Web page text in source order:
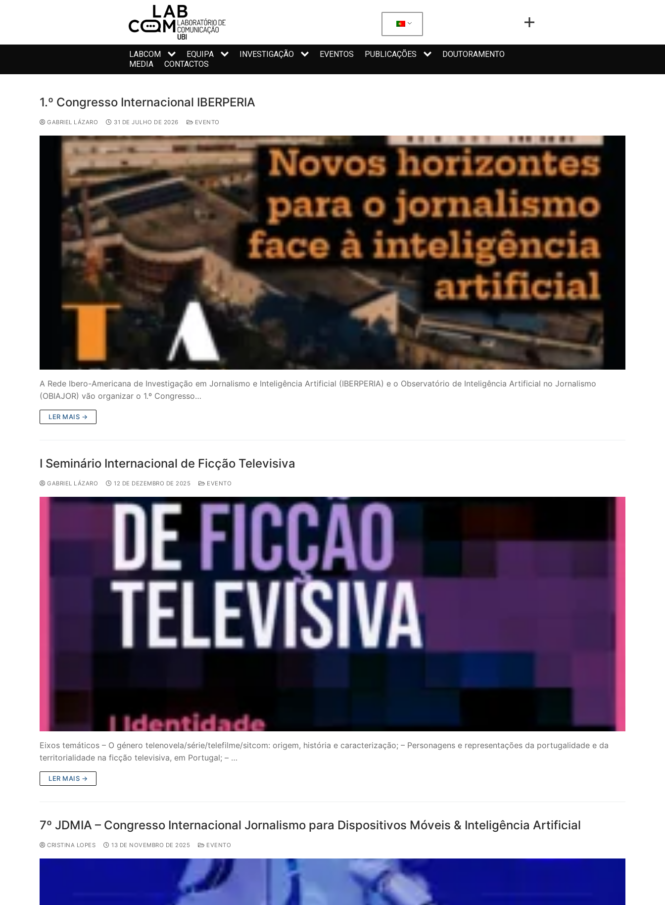
LABCOM EQUIPA INVESTIGAÇÃO EVENTOS PUBLICAÇÕES
DOUTORAMENTO
MEDIA
CONTACTOS
1.º Congresso Internacional IBERPERIA
GABRIEL LÁZARO 31 DE JULHO DE 2026 EVENTO
A Rede Ibero-Americana de Investigação em Jornalismo e Inteligência Artificial (IBERPERIA) e o Observatório de Inteligência Artificial no Jornalismo
(OBIAJOR) vão organizar o 1.º Congresso…
LER MAIS →
I Seminário Internacional de Ficção Televisiva
GABRIEL LÁZARO 12 DE DEZEMBRO DE 2025 EVENTO
Eixos temáticos – O género telenovela/série/telefilme/sitcom: origem, história e caracterização; – Personagens e representações da portugalidade e da
territorialidade na ficção televisiva, em Portugal; – …
LER MAIS →
7º JDMIA – Congresso Internacional Jornalismo para Dispositivos Móveis & Inteligência Artificial
CRISTINA LOPES 13 DE NOVEMBRO DE 2025 EVENTO